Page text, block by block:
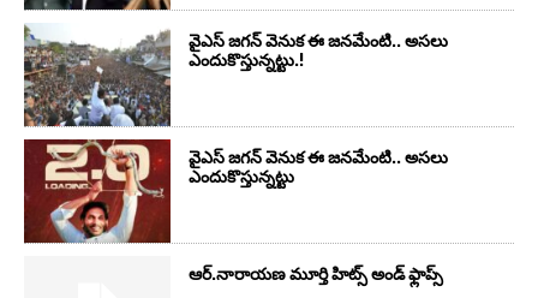
వైఎస్‌ జగన్‌ వెనుక ఈ జనమేంటి.. అసలు
ఎందుకొస్తున్నట్టు.!
వైఎస్‌ జగన్‌ వెనుక ఈ జనమేంటి.. అసలు
ఎందుకొస్తున్నట్టు
ఆర్‌.నారాయ‌ణ మూర్తి హిట్స్ అండ్ ఫ్లాప్స్‌